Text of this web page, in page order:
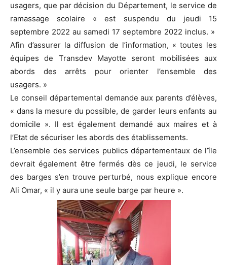
usagers, que par décision du Département, le service de
ramassage scolaire « est suspendu du jeudi 15
septembre 2022 au samedi 17 septembre 2022 inclus. »
Afin d’assurer la diffusion de l’information, « toutes les
équipes de Transdev Mayotte seront mobilisées aux
abords des arrêts pour orienter l’ensemble des
usagers. »
Le conseil départemental demande aux parents d’élèves,
« dans la mesure du possible, de garder leurs enfants au
domicile ». Il est également demandé aux maires et à
l’Etat de sécuriser les abords des établissements.
L’ensemble des services publics départementaux de l’île
devrait également être fermés dès ce jeudi, le service
des barges s’en trouve perturbé, nous explique encore
Ali Omar, « il y aura une seule barge par heure ».